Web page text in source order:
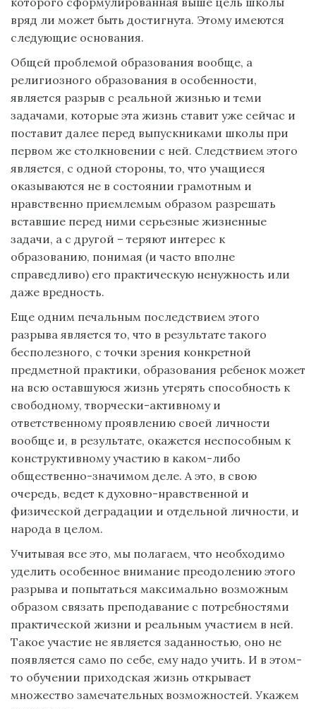
вряд ли может быть достигнута. Этому имеются
следующие основания.
Общей проблемой образования вообще, а
религиозного образования в особенности,
является разрыв с реальной жизнью и теми
задачами, которые эта жизнь ставит уже сейчас и
поставит далее перед выпускниками школы при
первом же столкновении с ней. Следствием этого
является, с одной стороны, то, что учащиеся
оказываются не в состоянии грамотным и
нравственно приемлемым образом разрешать
вставшие перед ними серьезные жизненные
задачи, а с другой – теряют интерес к
образованию, понимая (и часто вполне
справедливо) его практическую ненужность или
даже вредность.
Еще одним печальным последствием этого
разрыва является то, что в результате такого
бесполезного, с точки зрения конкретной
предметной практики, образования ребенок может
на всю оставшуюся жизнь утерять способность к
свободному, творчески-активному и
ответственному проявлению своей личности
вообще и, в результате, окажется неспособным к
конструктивному участию в каком-либо
общественно-значимом деле. А это, в свою
очередь, ведет к духовно-нравственной и
физической деградации и отдельной личности, и
народа в целом.
Учитывая все это, мы полагаем, что необходимо
уделить особенное внимание преодолению этого
разрыва и попытаться максимально возможным
образом связать преподавание с потребностями
практической жизни и реальным участием в ней.
Такое участие не является заданностью, оно не
появляется само по себе, ему надо учить. И в этом-
то обучении приходская жизнь открывает
множество замечательных возможностей. Укажем